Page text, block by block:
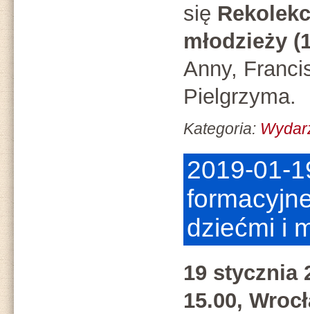
się
młodzieży
Anny,
Pielgrzyma.
Kategoria:
2019-01-
dziećmi i
19 stycznia
15.00,